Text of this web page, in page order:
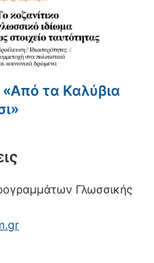
τα Καλύβια
Γλωσσικής